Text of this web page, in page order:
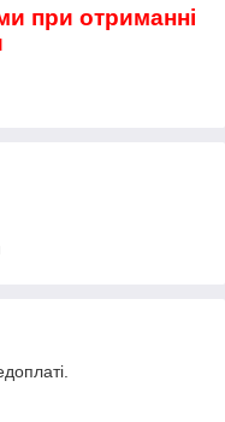
при отриманні